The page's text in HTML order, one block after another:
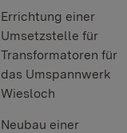
Errichtung einer
Umsetzstelle für
Transformatoren für
das Umspannwerk
Wiesloch
Neubau einer